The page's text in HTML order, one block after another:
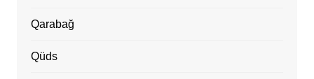
Qarabağ
Qüds